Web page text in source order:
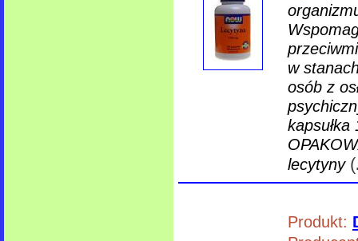
w
osób z
lecytyny(
Produkt: